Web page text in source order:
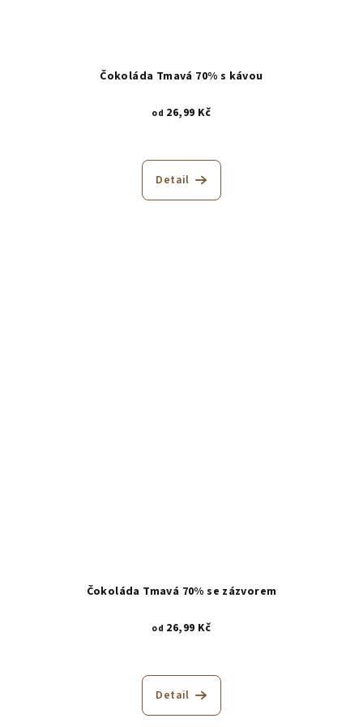
Čokoláda Tmavá 70% s kávou
od 26,99 Kč
Detail
Čokoláda Tmavá 70% se zázvorem
od 26,99 Kč
Detail